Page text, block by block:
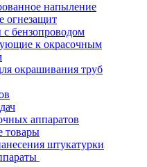
напыление
огнезащит
бензопроводом
к окрасочным
окрашивания труб
аппаратов
товары
штукатурки